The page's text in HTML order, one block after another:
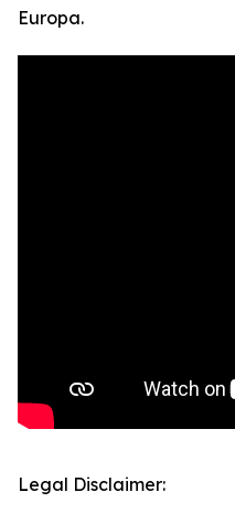
Europa.
Legal Disclaimer: